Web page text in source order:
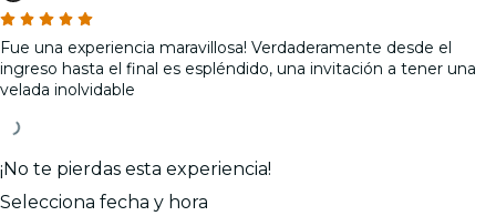
Fue una experiencia maravillosa! Verdaderamente desde el
ingreso hasta el final es espléndido, una invitación a tener una
velada inolvidable
¡No te pierdas esta experiencia!
Selecciona fecha y hora